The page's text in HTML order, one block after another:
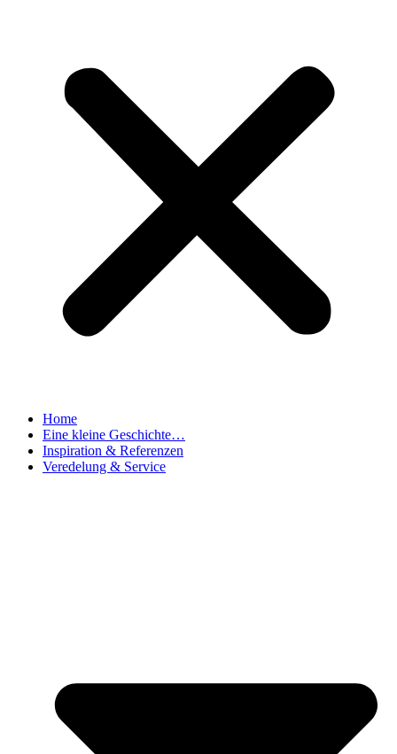
Home
Eine kleine Geschichte…
Inspiration & Referenzen
Veredelung & Service